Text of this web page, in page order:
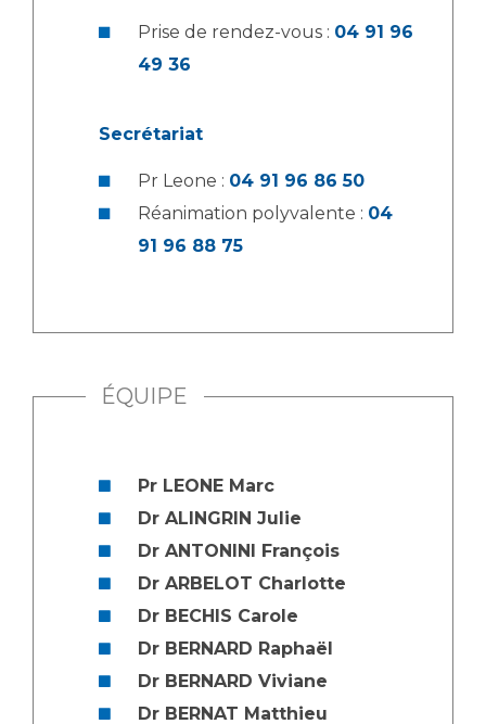
Prise de rendez-vous : 04 91 96
49 36
Secrétariat
Pr Leone : 04 91 96 86 50
Réanimation polyvalente : 04
91 96 88 75
ÉQUIPE
Pr LEONE Marc
Dr ALINGRIN Julie
Dr ANTONINI François
Dr ARBELOT Charlotte
Dr BECHIS Carole
Dr BERNARD Raphaël
Dr BERNARD Viviane
Dr BERNAT Matthieu